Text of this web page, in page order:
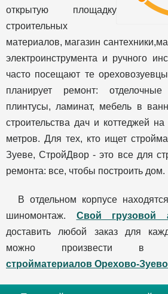
открытую площадку
строительных
материалов, магазин
электроинструмента и ручного
часто посещают те
планирует ремонт:
плинтусы, ламинат, мебель в
строительства дач и коттеджей
метров. Для тех, кто ищет
Зуеве, СтройДвор - это все для
ремонта: все, чтобы построить дом.
В отдельном корпусе
шиномонтаж. Свой грузовой
доставить любой заказ для
можно произвести в
стройматериалов Орехово-Зуево